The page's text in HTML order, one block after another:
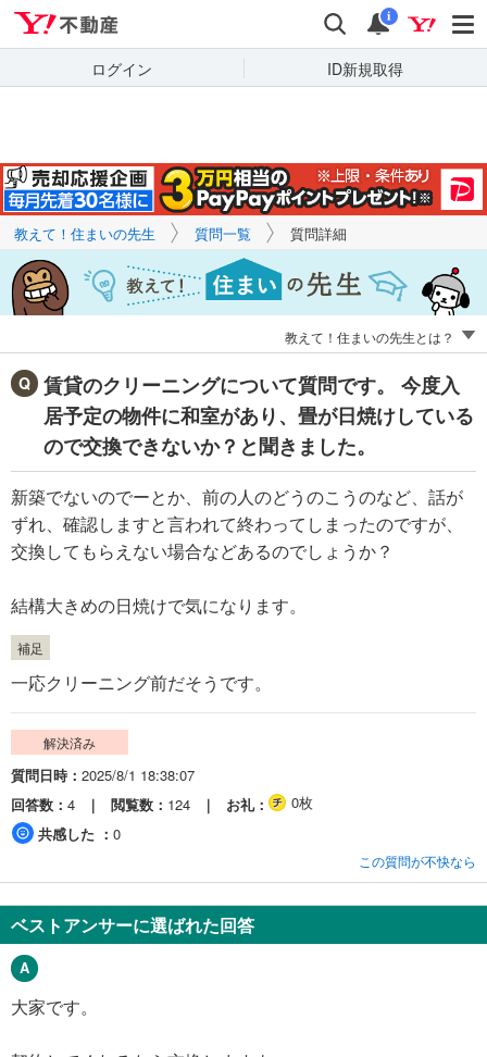
検索 通知
i
ログイン ID新規取得
キーワードで
質問を探す
教えて！住まいの先生 質問一覧 質問詳細
教えて！住まいの先生とは？
賃貸のクリーニングについて質問です。 今度入
居予定の物件に和室があり、畳が日焼けしている
ので交換できないか？と聞きました。
新築でないのでーとか、前の人のどうのこうのなど、話が
ずれ、確認しますと言われて終わってしまったのですが、
交換してもらえない場合などあるのでしょうか？
結構大きめの日焼けで気になります。
補足
一応クリーニング前だそうです。
解決済み
質問日時
2025/8/1 18:38:07
回答数
4 閲覧数 124 お礼
0枚
共感した
0
この質問が不快なら
ベストアンサーに選ばれた回答
大家です。